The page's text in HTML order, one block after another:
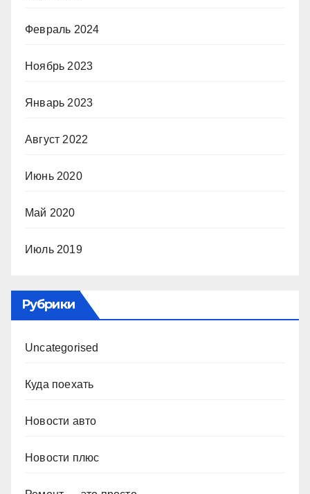
Февраль 2024
Ноябрь 2023
Январь 2023
Август 2022
Июнь 2020
Май 2020
Июль 2019
Рубрики
Uncategorised
Куда поехать
Новости авто
Новости плюс